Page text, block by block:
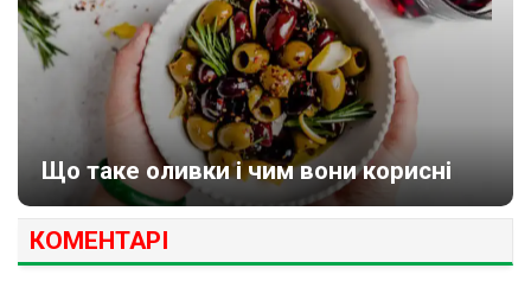
Що таке оливки і чим вони корисні
КОМЕНТАРІ